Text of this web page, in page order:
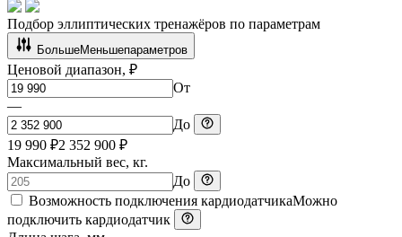
Подбор эллиптических тренажёров по параметрам
БольшеМеньшепараметров
Ценовой диапазон, ₽
От
—
До
19 990 ₽2 352 900 ₽
Максимальный вес, кг.
До
Возможность подключения кардиодатчикаМожно
подключить кардиодатчик